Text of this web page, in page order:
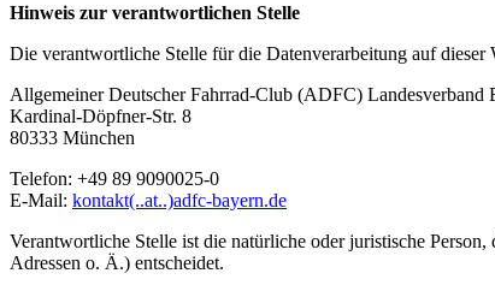
Hinweis zur verantwortlichen Stelle
Die verantwortliche Stelle für die Datenverarbeitung auf dieser
Allgemeiner Deutscher Fahrrad-Club (ADFC) Landesverband
Kardinal-Döpfner-Str. 8
80333 München
Telefon: +49 89 9090025-0
E-Mail: kontakt(..at..)adfc-bayern.de
Verantwortliche Stelle ist die natürliche oder juristische
Adressen o. Ä.) entscheidet.